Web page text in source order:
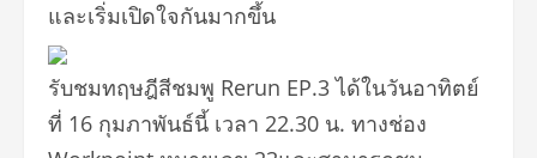
และเริ่มเปิดใจกันมากขึ้น
รับชมทฤษฎีสีชมพู Rerun EP.3 ได้ในวันอาทิตย์
ที่ 16 กุมภาพันธ์นี้ เวลา 22.30 น. ทางช่อง